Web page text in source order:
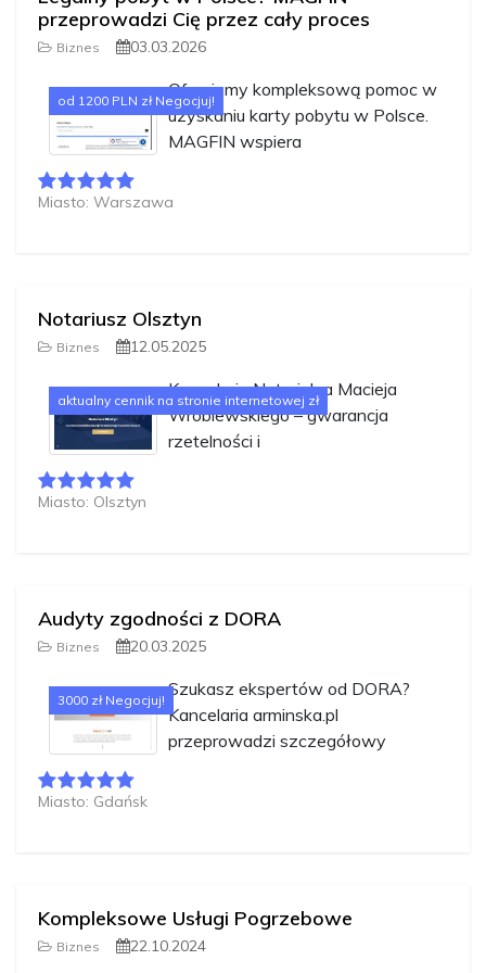
przeprowadzi Cię przez cały proces
Biznes 03.03.2026
od 1200 PLN zł Negocjuj!
Oferujemy kompleksową pomoc w
uzyskaniu karty pobytu w Polsce.
MAGFIN wspiera
Miasto: Warszawa
Notariusz Olsztyn
Biznes 12.05.2025
aktualny cennik na stronie internetowej zł
Kancelaria Notarialna Macieja
Wróblewskiego – gwarancja
rzetelności i
Miasto: Olsztyn
Audyty zgodności z DORA
Biznes 20.03.2025
3000 zł Negocjuj!
Szukasz ekspertów od DORA?
Kancelaria arminska.pl
przeprowadzi szczegółowy
Miasto: Gdańsk
Kompleksowe Usługi Pogrzebowe
Biznes 22.10.2024